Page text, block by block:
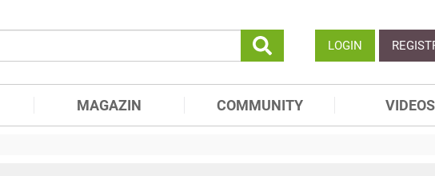
LOGIN
MAGAZIN COMMUNITY VIDEOS